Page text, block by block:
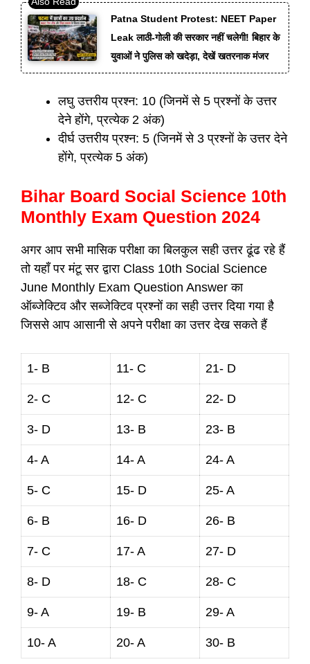
Patna Student Protest: NEET Paper
Leak लाठी-गोली की सरकार नहीं चलेगी! बिहार के
युवाओं ने पुलिस को खदेड़ा, देखें खतरनाक मंजर
लघु उत्तरीय प्रश्न: 10 (जिनमें से 5 प्रश्नों के उत्तर
देने होंगे, प्रत्येक 2 अंक)
दीर्घ उत्तरीय प्रश्न: 5 (जिनमें से 3 प्रश्नों के उत्तर देने
होंगे, प्रत्येक 5 अंक)
Bihar Board Social Science 10th
Monthly Exam Question 2024
अगर आप सभी मासिक परीक्षा का बिलकुल सही उत्तर ढूंढ रहे हैं
तो यहाँ पर मंटू सर द्वारा Class 10th Social Science
June Monthly Exam Question Answer का
ऑब्जेक्टिव और सब्जेक्टिव प्रश्नों का सही उत्तर दिया गया है
जिससे आप आसानी से अपने परीक्षा का उत्तर देख सकते हैं
1- B 11- C 21- D
2- C 12- C 22- D
3- D 13- B 23- B
4- A 14- A 24- A
5- C 15- D 25- A
6- B 16- D 26- B
7- C 17- A 27- D
8- D 18- C 28- C
9- A 19- B 29- A
10- A 20- A 30- B